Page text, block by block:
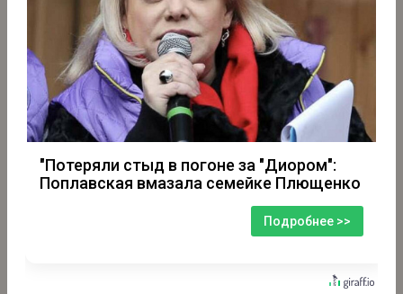
"Потеряли стыд в погоне за "Диором":
Поплавская вмазала семейке Плющенко
Подробнее >>